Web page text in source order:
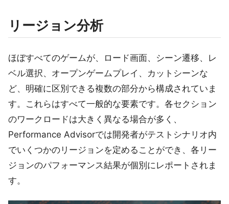
リージョン分析
ほぼすべてのゲームが、ロード画面、シーン遷移、レ
ベル選択、オープンゲームプレイ、カットシーンな
ど、明確に区別できる複数の部分から構成されていま
す。これらはすべて一般的な要素です。各セクション
のワークロードは大きく異なる場合が多く、
Performance Advisorでは開発者がテストシナリオ内
でいくつかのリージョンを定めることができ、各リー
ジョンのパフォーマンス結果が個別にレポートされま
す。